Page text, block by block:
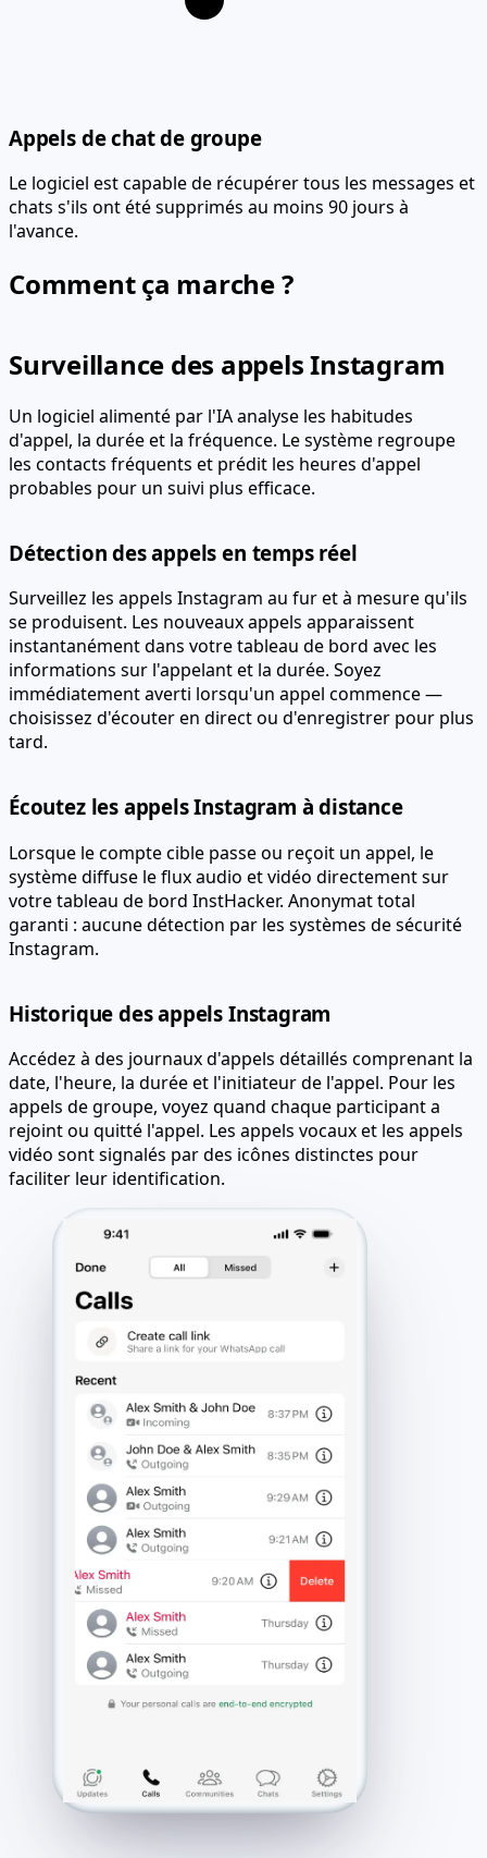
Appels de chat de groupe
Le logiciel est capable de récupérer tous les messages et
chats s'ils ont été supprimés au moins 90 jours à
l'avance.
Comment ça marche ?
Surveillance des appels Instagram
Un logiciel alimenté par l'IA analyse les habitudes
d'appel, la durée et la fréquence. Le système regroupe
les contacts fréquents et prédit les heures d'appel
probables pour un suivi plus efficace.
Détection des appels en temps réel
Surveillez les appels Instagram au fur et à mesure qu'ils
se produisent. Les nouveaux appels apparaissent
instantanément dans votre tableau de bord avec les
informations sur l'appelant et la durée. Soyez
immédiatement averti lorsqu'un appel commence —
choisissez d'écouter en direct ou d'enregistrer pour plus
tard.
Écoutez les appels Instagram à distance
Lorsque le compte cible passe ou reçoit un appel, le
système diffuse le flux audio et vidéo directement sur
votre tableau de bord InstHacker. Anonymat total
garanti : aucune détection par les systèmes de sécurité
Instagram.
Historique des appels Instagram
Accédez à des journaux d'appels détaillés comprenant la
date, l'heure, la durée et l'initiateur de l'appel. Pour les
appels de groupe, voyez quand chaque participant a
rejoint ou quitté l'appel. Les appels vocaux et les appels
vidéo sont signalés par des icônes distinctes pour
faciliter leur identification.